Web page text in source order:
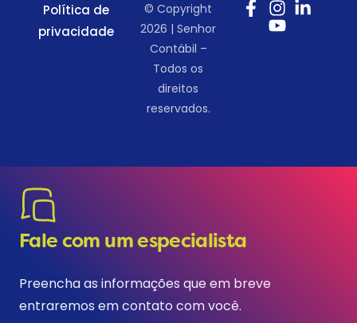
Política de
privacidade
© Copyright
2026 | Senhor
Contábil –
Todos os
direitos
reservados.
Fale com um especialista
Preencha as informações que em breve
entraremos em contato com você.